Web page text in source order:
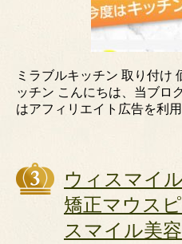
ミラブルキッチン 取り付け
ッチン こんにちは、当ブロ
はアフィリエイト広告を利
ウィスマイ
矯正マウス
スマイル美容